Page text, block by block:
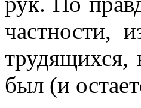
частности,
трудящихся,
был (и